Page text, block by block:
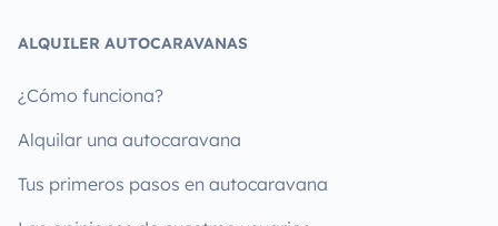
ALQUILER AUTOCARAVANAS
¿Cómo funciona?
Alquilar una autocaravana
Tus primeros pasos en autocaravana